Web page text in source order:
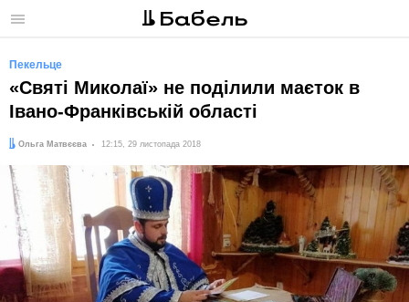
Меню
Пекельце
«Святі Миколаї» не поділили маєток в
Івано-Франківській області
Автор:
Ольга Матвєєва
Дата: 12:15, 29 листопада 2018